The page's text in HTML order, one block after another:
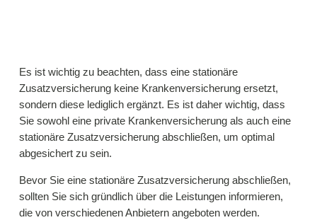
Es ist wichtig zu beachten, dass eine stationäre
Zusatzversicherung keine Krankenversicherung ersetzt,
sondern diese lediglich ergänzt. Es ist daher wichtig, dass
Sie sowohl eine private Krankenversicherung als auch eine
stationäre Zusatzversicherung abschließen, um optimal
abgesichert zu sein.
Bevor Sie eine stationäre Zusatzversicherung abschließen,
sollten Sie sich gründlich über die Leistungen informieren,
die von verschiedenen Anbietern angeboten werden.